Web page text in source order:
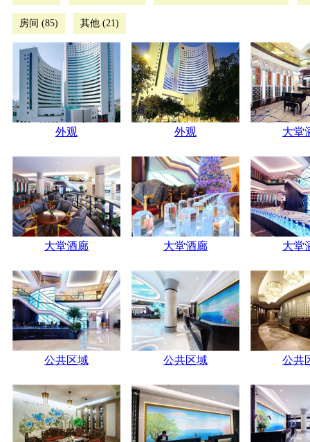
房间 (85) 其他 (21)
外观 外观 大堂
大堂酒廊 大堂酒廊 大堂
公共区域 公共区域 公共